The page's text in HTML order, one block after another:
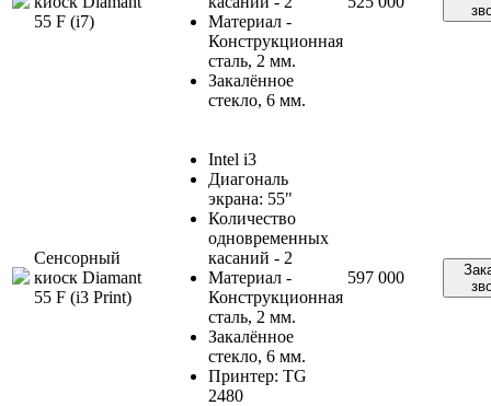
55 F (i7)
Материал -
Конструкционная
сталь, 2 мм.
Закалённое
стекло, 6 мм.
Сенсорный
киоск Diamant
55 F (i3 Print)
Intel i3
Диагональ
экрана: 55"
Количество
одновременных
касаний - 2
Материал -
Конструкционная
сталь, 2 мм.
Закалённое
стекло, 6 мм.
Принтер: TG
2480
597 000